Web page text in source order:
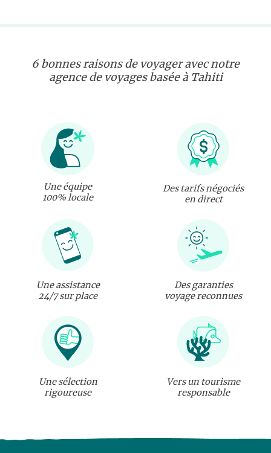
6 bonnes raisons de voyager avec notre
agence de voyages basée à Tahiti
Une équipe
100% locale
Des tarifs négociés
en direct
Une assistance
24/7 sur place
Des garanties
voyage reconnues
Une sélection
rigoureuse
Vers un tourisme
responsable